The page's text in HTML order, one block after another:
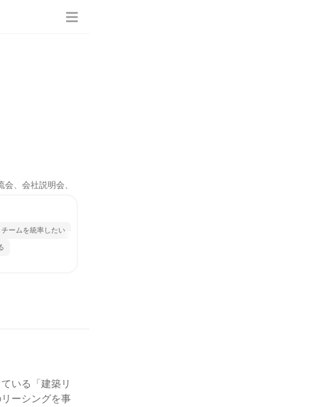
、会社説明会、
チームを統率したい
いる「建築リ
ーシングを事